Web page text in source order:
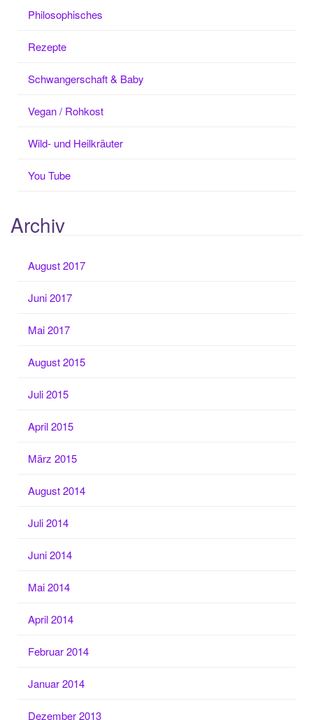
Philosophisches
Rezepte
Schwangerschaft & Baby
Vegan / Rohkost
Wild- und Heilkräuter
You Tube
Archiv
August 2017
Juni 2017
Mai 2017
August 2015
Juli 2015
April 2015
März 2015
August 2014
Juli 2014
Juni 2014
Mai 2014
April 2014
Februar 2014
Januar 2014
Dezember 2013